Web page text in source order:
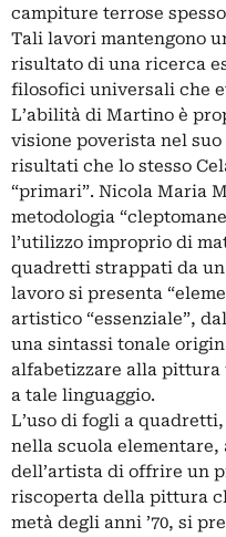
campiture terrose
Tali lavori mantengono
risultato di una ricerca
filosofici universali che
L’abilità di Martino è
visione poverista nel
risultati che lo stesso
“primari”. Nicola Maria
metodologia
l’utilizzo improprio di
quadretti strappati da
lavoro si presenta
artistico “essenziale”,
una sintassi tonale
alfabetizzare alla
a tale linguaggio.
L’uso di fogli a
nella scuola
dell’artista di offrire un
riscoperta della pittura
metà degli anni ’70, si